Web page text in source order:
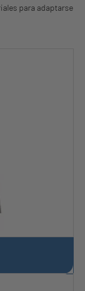
para adaptarse